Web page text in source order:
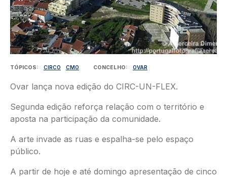
TÓPICOS CIRCO CMO CONCELHO OVAR
Ovar lança nova edição do CIRC-UN-FLEX.
Segunda edição reforça relação com o território e
aposta na participação da comunidade.
A arte invade as ruas e espalha-se pelo espaço
público.
A partir de hoje e até domingo apresentação de cinco